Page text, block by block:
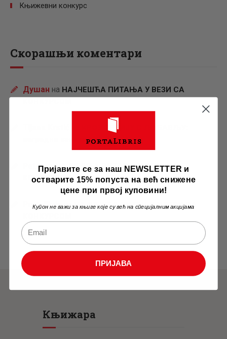
Књижевни конкурс
Скорашњи коментари
Душан на НАЈЧЕШЋА ПИТАЊА У ВЕЗИ СА
КРОЗ СРБИЈУ С ЉУБАВЉУ:
наградни конкурс за 2026. г…
PetarнаНАЈЧЕШЋА ПИТАЊА У ВЕЗИ СА
КОНКУРСОМ
PortalibrisнаНАЈЧЕШЋА ПИТАЊА У ВЕЗИ СА
Књижара
Пријавите се за наш NEWSLETTER и
остварите 15% попуста на већ снижене
цене при првој куповини!
Купон не важи за књиге које су већ на специјалним акцијама
ПРИЈАВА